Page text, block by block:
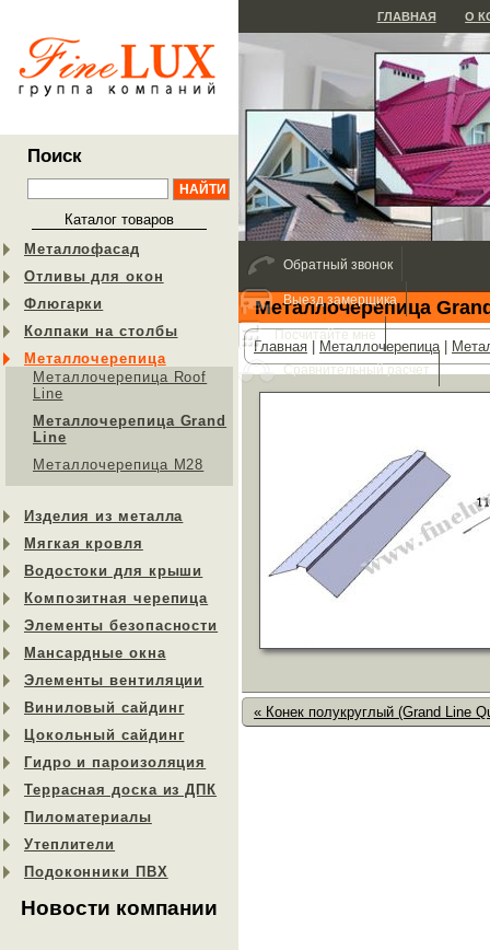
Поиск
Каталог товаров
Металлофасад
Отливы для окон
Флюгарки
Колпаки на столбы
Металлочерепица
Металлочерепица Roof
Line
Металлочерепица Grand
Line
Металлочерепица М28
Изделия из металла
Мягкая кровля
Водостоки для крыши
Композитная черепица
Элементы безопасности
Мансардные окна
Элементы вентиляции
Виниловый сайдинг
Цокольный сайдинг
Гидро и пароизоляция
Террасная доска из ДПК
Пиломатериалы
Утеплители
Подоконники ПВХ
Новости компании
ГЛАВНАЯ О
Металлочерепица
Главная Металлочерепица|
« Конек полукруглый (Grand Line
Обратный звонок
Выезд замерщика
Посчитайте мне
Сравнительный расчет